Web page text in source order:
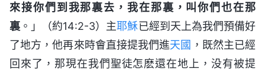
來接你們到我那裏去，我在那裏，叫你們也在那
裏 。」（約14:2-3）主耶穌已經到天上為我們預備好
了地方，他再來時會直接提我們進天國 ，既然主已經
回來了，那現在我們聖徒怎麽還在地上，没有被提